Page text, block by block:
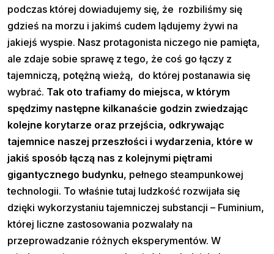
podczas której dowiadujemy się, że rozbiliśmy się
gdzieś na morzu i jakimś cudem lądujemy żywi na
jakiejś wyspie. Nasz protagonista niczego nie pamięta,
ale zdaje sobie sprawę z tego, że coś go łączy z
tajemniczą, potężną wieżą, do której postanawia się
wybrać. Tak oto trafiamy do miejsca, w którym
spędzimy następne kilkanaście godzin zwiedzając
kolejne korytarze oraz przejścia, odkrywając
tajemnice naszej przeszłości i wydarzenia, które w
jakiś sposób łączą nas z kolejnymi piętrami
gigantycznego budynku, pełnego steampunkowej
technologii. To właśnie tutaj ludzkość rozwijała się
dzięki wykorzystaniu tajemniczej substancji – Fuminium,
której liczne zastosowania pozwalały na
przeprowadzanie różnych eksperymentów. W